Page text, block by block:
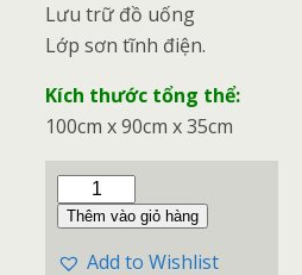
Lưu trữ đồ uống
Lớp sơn tĩnh điện.
Kích thước tổng thể:
100cm x 90cm x 35cm
Thêm vào giỏ hàng
Add to Wishlist